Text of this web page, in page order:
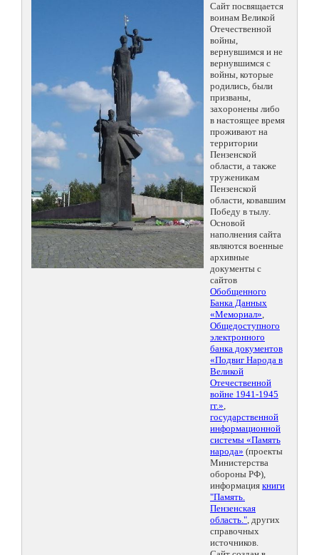
Сайт посвящается
воинам Великой
Отечественной
войны,
вернувшимся и не
вернувшимся с
войны, которые
родились, были
призваны,
захоронены либо
в настоящее время
проживают на
территории
Пензенской
области, а также
труженикам
Пензенской
области, ковавшим
Победу в тылу.
Основой
наполнения сайта
являются военные
архивные
документы с
сайтов
Обобщенного
Банка Данных
«Мемориал»,
Общедоступного
электронного
банка документов
«Подвиг Народа в
Великой
Отечественной
войне 1941-1945
гг.»,
государственной
информационной
системы «Память
народа» (проекты
Министерства
обороны РФ),
информация книги
"Память.
Пензенская
область.", других
справочных
источников.